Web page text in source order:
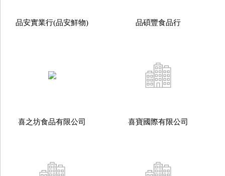
品安實業行(品安鮮物) 品碩豐食品行
喜之坊食品有限公司 喜寶國際有限公司